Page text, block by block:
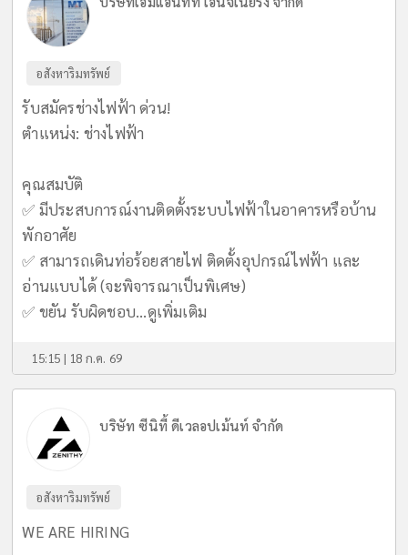
อสังหาริมทรัพย์
รับสมัครช่างไฟฟ้า ด่วน!
ตำแหน่ง: ช่างไฟฟ้า
คุณสมบัติ
✅ มีประสบการณ์งานติดตั้งระบบไฟฟ้าในอาคารหรือบ้าน
พักอาศัย
✅ สามารถเดินท่อร้อยสายไฟ ติดตั้งอุปกรณ์ไฟฟ้า และ
อ่านแบบได้ (จะพิจารณาเป็นพิเศษ)
✅ ขยัน รับผิดชอบ...ดูเพิ่มเติม
15:15 | 18 ก.ค. 69
บริษัท ซีนิที้ ดีเวลอปเม้นท์ จำกัด
อสังหาริมทรัพย์
WE ARE HIRING